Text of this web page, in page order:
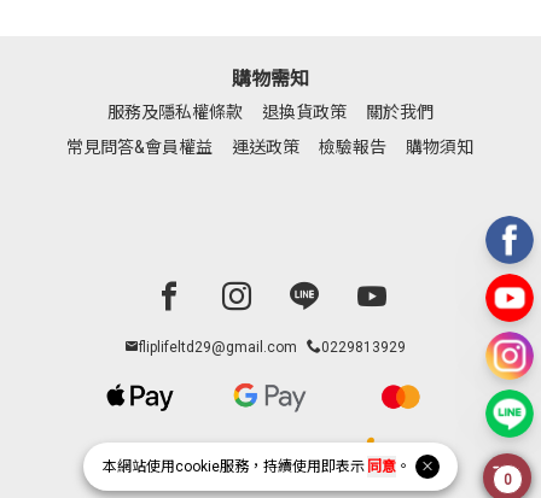
本網站使用cookie服務，持續使用即表示 同意。
購物需知
服務及隱私權條款 退換貨政策
關於我們
常見問答&會員權益
運送政策 檢驗報告 購物須知
Facebook page
Instagram page
Line pageYoutube page
fliplifeltd29@gmail.com 0229813929
0